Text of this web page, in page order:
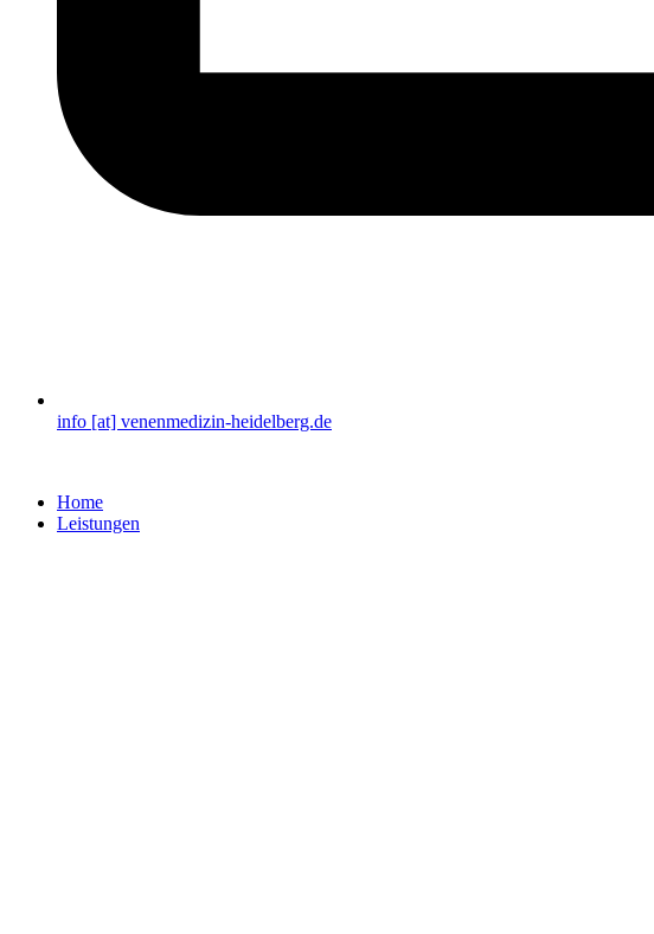
info [at] venenmedizin-heidelberg.de
Home
Leistungen